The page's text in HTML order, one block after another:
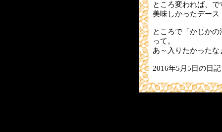
ところ変われば、で
美味しかったデース
ところで「かじか
って。
あ～入りたかったな
2016年5月5日の日記